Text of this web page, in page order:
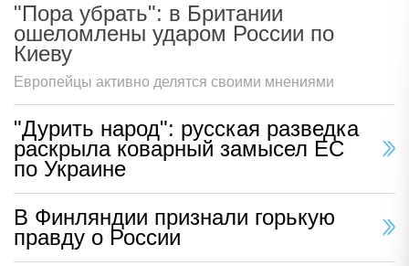
"Пора убрать": в Британии
ошеломлены ударом России по
Киеву
Европейцы активно делятся своими мнениями
"Дурить народ": русская разведка
раскрыла коварный замысел ЕС
по Украине
В Финляндии признали горькую
правду о России